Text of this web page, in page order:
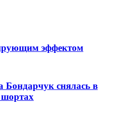
эффектом
Бондарчук снялась в